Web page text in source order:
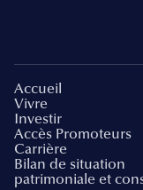
Accueil
Vivre
Investir
Accès Promoteurs
Carrière
Bilan de situation
patrimoniale et